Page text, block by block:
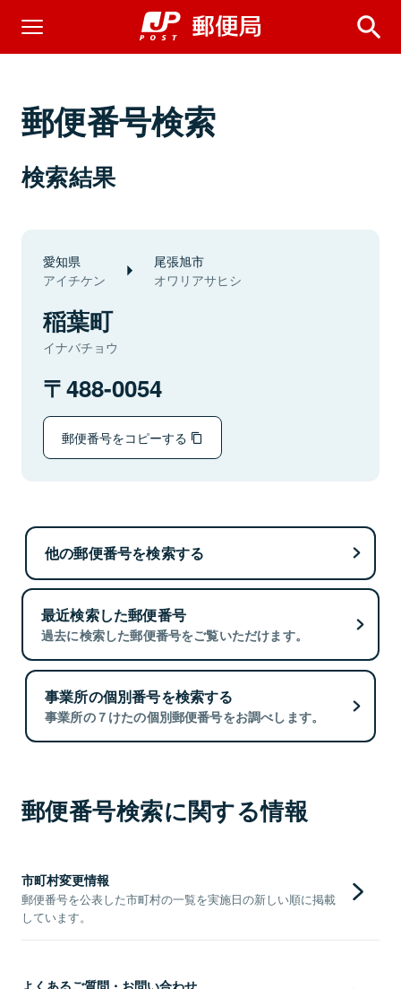
郵便番号検索
検索結果
愛知県
アイチケン
尾張旭市
オワリアサヒシ
稲葉町
イナバチョウ
488-0054
郵便番号をコピーする
他の郵便番号を検索する
最近検索した郵便番号
過去に検索した郵便番号をご覧いただけます。
事業所の個別番号を検索する
事業所の７けたの個別郵便番号をお調べします。
郵便番号検索に関する情報
市町村変更情報
郵便番号を公表した市町村の一覧を実施日の新しい順に掲載
しています。